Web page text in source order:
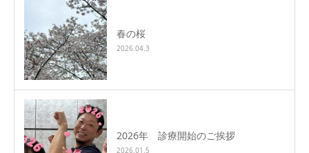
春の桜
2026.04.3
2026年 診療開始のご挨拶
2026.01.5